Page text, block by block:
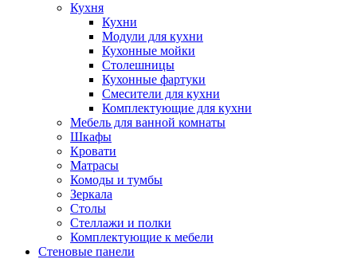
Кухня
Кухни
Модули для кухни
Кухонные мойки
Столешницы
Кухонные фартуки
Смесители для кухни
Комплектующие для кухни
Мебель для ванной комнаты
Шкафы
Кровати
Матрасы
Комоды и тумбы
Зеркала
Столы
Стеллажи и полки
Комплектующие к мебели
Стеновые панели